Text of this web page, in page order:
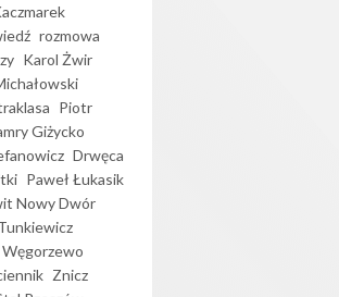
rozmowa
Karol Żwir
Piotr
Giżycko
Drwęca
Paweł Łukasik
Nowy Dwór
Znicz